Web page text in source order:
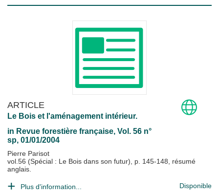
ARTICLE
Le Bois et l'aménagement intérieur.
in Revue forestière française, Vol. 56 n°
sp, 01/01/2004
Pierre Parisot
vol.56 (Spécial : Le Bois dans son futur), p. 145-148, résumé
anglais.
Plus d'information... Disponible